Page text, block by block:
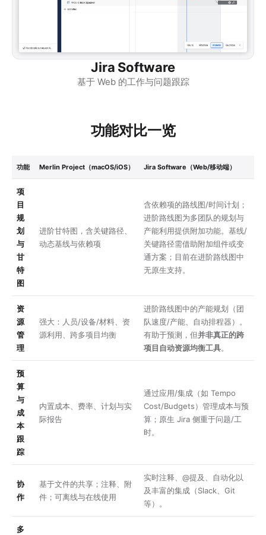
Jira Software
基于 Web 的工作与问题跟踪
功能对比一览
功能 Merlin Project（macOS/iOS） Jira Software（Web/移动端）
项
目
规
划
与
甘
特
图
进阶甘特图，含关键路径、
动态基线与依赖项
含依赖项的路线图/时间计划；
进阶路线图为多团队的规划与
产能利用提供附加功能。基线/
关键路径需借助附加组件或变
通方案；目前在进阶路线图中
无原生支持。
资
源
管
理
强大：人员/设备/材料、资
源利用、跨多项目均衡
进阶路线图中的产能规划（团
队速度/产能、自动排程器）。
有助于预测，但并非真正的跨
项目自动资源均衡工具。
预
算
与
成
本
跟
踪
内置成本、费率、计划与实
际报告
通过应用/集成（如 Tempo
Cost/Budgets）管理成本与预
算；原生 Jira 侧重于问题/工
时。
协
作
基于文件的共享；注释、附
件；可离线与在线使用
实时注释、@提及、自动化以
及丰富的集成（Slack、Git
等）。
多